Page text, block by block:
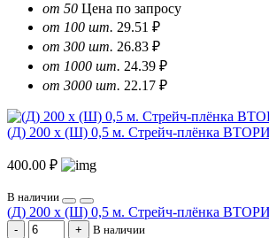
от 50 Цена по запросу
от 100 шт. 29.51 ₽
от 300 шт. 26.83 ₽
от 1000 шт. 24.39 ₽
от 3000 шт. 22.17 ₽
(Д) 200 х (Ш) 0,5 м. Стрейч-плёнка
400.00 ₽
В наличии
(Д) 200 х (Ш) 0,5 м. Стрейч-плёнка
В наличии